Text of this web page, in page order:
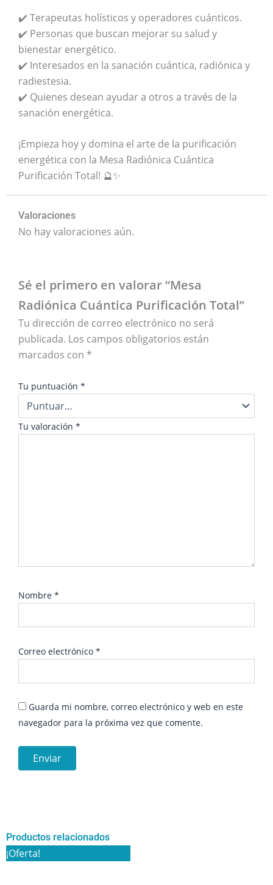
✔️ Terapeutas holísticos y operadores cuánticos.
✔️ Personas que buscan mejorar su salud y
bienestar energético.
✔️ Interesados en la sanación cuántica, radiónica y
radiestesia.
✔️ Quienes desean ayudar a otros a través de la
sanación energética.
¡Empieza hoy y domina el arte de la purificación
energética con la Mesa Radiónica Cuántica
Purificación Total! 🔮✨
Valoraciones
No hay valoraciones aún.
Sé el primero en valorar “Mesa
Radiónica Cuántica Purificación Total”
Tu dirección de correo electrónico no será
publicada. Los campos obligatorios están
marcados con *
Tu puntuación *
Tu valoración *
Nombre *
Correo electrónico *
Guarda mi nombre, correo electrónico y web en este
navegador para la próxima vez que comente.
Productos relacionados
¡Oferta!